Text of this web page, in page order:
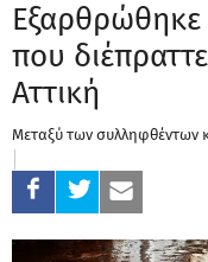
Εξαρθρώθηκε
που
Αττική
Μεταξύ των συλληφθέντων